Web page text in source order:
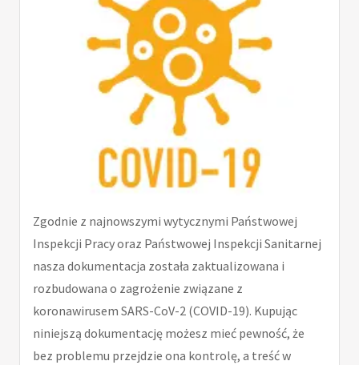
Zgodnie z najnowszymi wytycznymi Państwowej
Inspekcji Pracy oraz Państwowej Inspekcji Sanitarnej
nasza dokumentacja została zaktualizowana i
rozbudowana o zagrożenie związane z
koronawirusem SARS-CoV-2 (COVID-19). Kupując
niniejszą dokumentację możesz mieć pewność, że
bez problemu przejdzie ona kontrolę, a treść w